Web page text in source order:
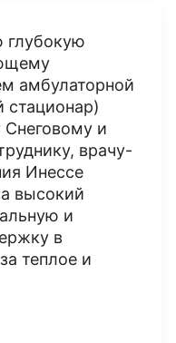
амбулаторной
стационар)
и
врачу-
Инессе
высокий
и
в
теплое и